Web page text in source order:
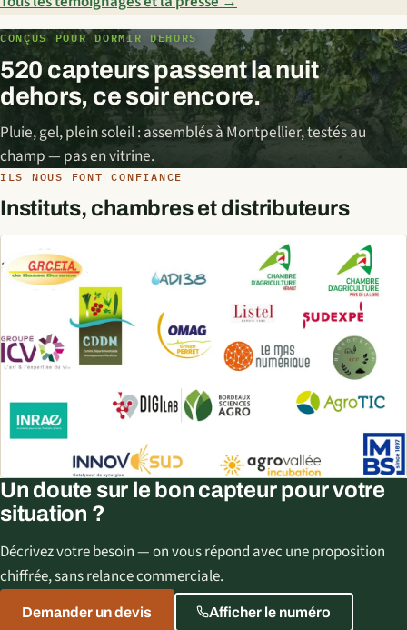
CONÇUS POUR DORMIR DEHORS
520 capteurs passent la nuit
dehors, ce soir encore.
Pluie, gel, plein soleil : assemblés à Montpellier, testés au
champ — pas en vitrine.
ILS NOUS FONT CONFIANCE
Instituts, chambres et distributeurs
Un doute sur le bon capteur pour votre
situation ?
Décrivez votre besoin — on vous répond avec une proposition
chiffrée, sans relance commerciale.
Demander un devis Afficher le numéro